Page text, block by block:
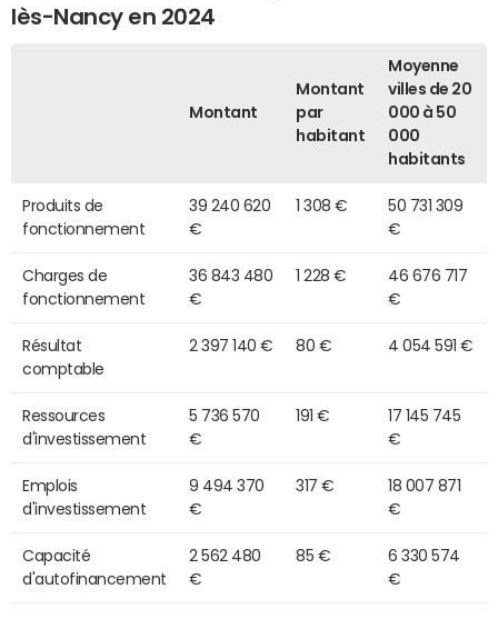
lès-Nancy en 2024
Montant
Montant
par
habitant
Moyenne
villes de 20
000 à 50
000
habitants
Produits de
fonctionnement
39 240 620
€
1 308 €
50 731 309
€
Charges de
fonctionnement
36 843 480
€
1 228 €
46 676 717
€
Résultat
comptable
2 397 140 € 80 € 4 054 591 €
Ressources
d'investissement
5 736 570
€
191 €
17 145 745
€
Emplois
d'investissement
9 494 370
€
317 €
18 007 871
€
Capacité
d'autofinancement
2 562 480
€
85 €
6 330 574
€